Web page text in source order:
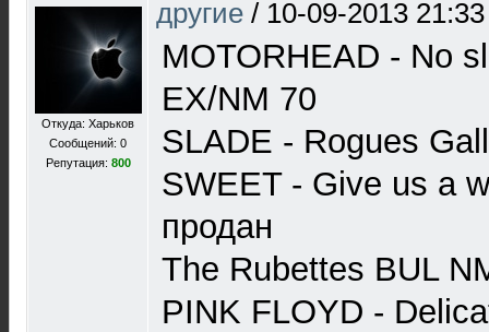
Откуда: Харьков
Сообщений: 0
Репутация: 800
другие / 10-09-2013 21:33
MOTORHEAD - No
EX/NM 70
SLADE - Rogues
SWEET - Give us a
продан
The Rubettes BUL
PINK FLOYD -